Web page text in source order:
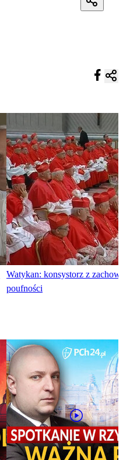
Watykan: konsystorz z
poufności